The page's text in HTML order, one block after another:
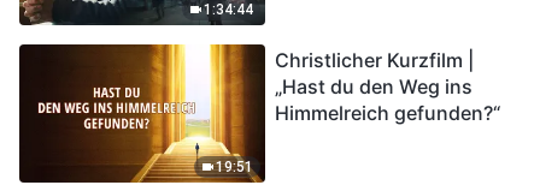
1:34:44
in das Königreich Gottes
eintreten?
19:51
Christlicher Kurzfilm |
„Hast du den Weg ins
Himmelreich gefunden?“